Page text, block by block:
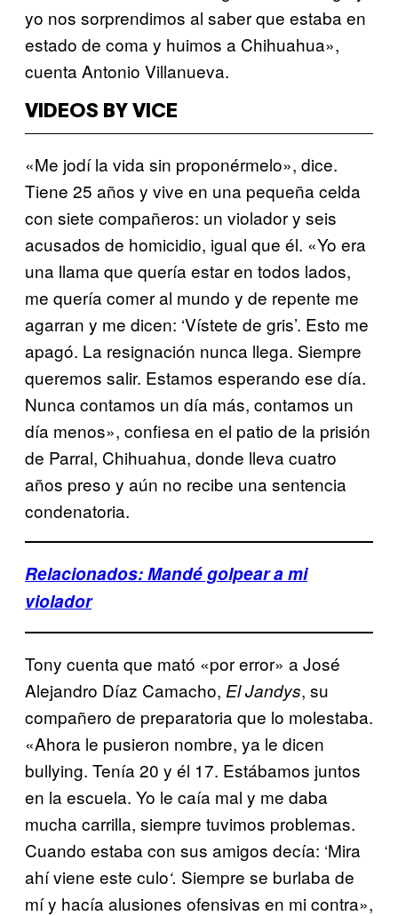
yo nos sorprendimos al saber que estaba en
estado de coma y huimos a Chihuahua»,
cuenta Antonio Villanueva.
VIDEOS BY VICE
«Me jodí la vida sin proponérmelo», dice.
Tiene 25 años y vive en una pequeña celda
con siete compañeros: un violador y seis
acusados de homicidio, igual que él. «Yo era
una llama que quería estar en todos lados,
me quería comer al mundo y de repente me
agarran y me dicen: ‘Vístete de gris’. Esto me
apagó. La resignación nunca llega. Siempre
queremos salir. Estamos esperando ese día.
Nunca contamos un día más, contamos un
día menos», confiesa en el patio de la prisión
de Parral, Chihuahua, donde lleva cuatro
años preso y aún no recibe una sentencia
condenatoria.
Relacionados: Mandé golpear a mi
violador
Tony cuenta que mató «por error» a José
Alejandro Díaz Camacho, El Jandys, su
compañero de preparatoria que lo molestaba.
«Ahora le pusieron nombre, ya le dicen
bullying. Tenía 20 y él 17. Estábamos juntos
en la escuela. Yo le caía mal y me daba
mucha carrilla, siempre tuvimos problemas.
Cuando estaba con sus amigos decía: ‘Mira
ahí viene este culo‘. Siempre se burlaba de
mí y hacía alusiones ofensivas en mi contra»,